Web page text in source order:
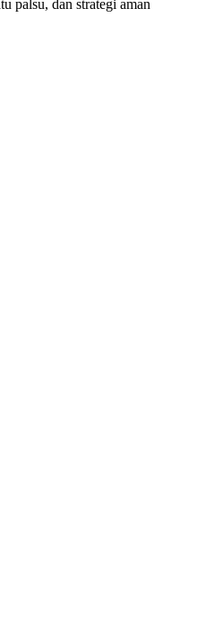
palsu, dan strategi aman